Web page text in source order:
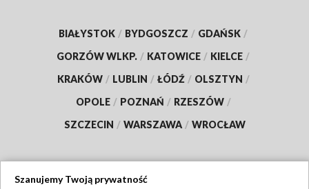
BIAŁYSTOK / BYDGOSZCZ / GDAŃSK /
GORZÓW WLKP. / KATOWICE / KIELCE /
KRAKÓW / LUBLIN / ŁÓDŹ / OLSZTYN /
OPOLE / POZNAŃ / RZESZÓW /
SZCZECIN / WARSZAWA / WROCŁAW
Szanujemy Twoją prywatność